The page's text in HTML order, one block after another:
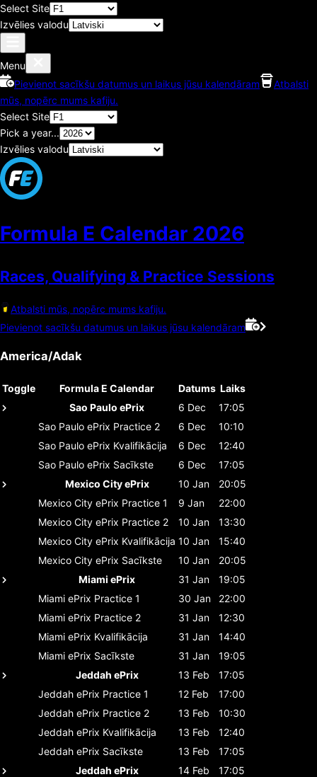
Select Site
Izvēlies valodu
Menu
Pievienot sacīkšu datumus un laikus jūsu kalendāram
Atbalsti
mūs, nopērc mums kafiju.
Select Site
Pick a year...
Izvēlies valodu
Formula E Calendar 2026
Races, Qualifying & Practice Sessions
Atbalsti mūs, nopērc mums kafiju.
Pievienot sacīkšu datumus un laikus jūsu kalendāram
America/Adak
Toggle Formula E Calendar Datums Laiks
Sao Paulo ePrix
6 Dec
17:05
Sao Paulo ePrix Practice 2 6 Dec
10:10
Sao Paulo ePrix Kvalifikācija 6 Dec
12:40
Sao Paulo ePrix Sacīkste 6 Dec
17:05
Mexico City ePrix
10 Jan
20:05
Mexico City ePrix Practice 1 9 Jan
22:00
Mexico City ePrix Practice 2 10 Jan
13:30
Mexico City ePrix Kvalifikācija 10 Jan
15:40
Mexico City ePrix Sacīkste 10 Jan
20:05
Miami ePrix
31 Jan
19:05
Miami ePrix Practice 1 30 Jan
22:00
Miami ePrix Practice 2 31 Jan
12:30
Miami ePrix Kvalifikācija 31 Jan
14:40
Miami ePrix Sacīkste 31 Jan
19:05
Jeddah ePrix
13 Feb
17:05
Jeddah ePrix Practice 1 12 Feb
17:00
Jeddah ePrix Practice 2 13 Feb
10:30
Jeddah ePrix Kvalifikācija 13 Feb
12:40
Jeddah ePrix Sacīkste 13 Feb
17:05
Jeddah ePrix
14 Feb
17:05